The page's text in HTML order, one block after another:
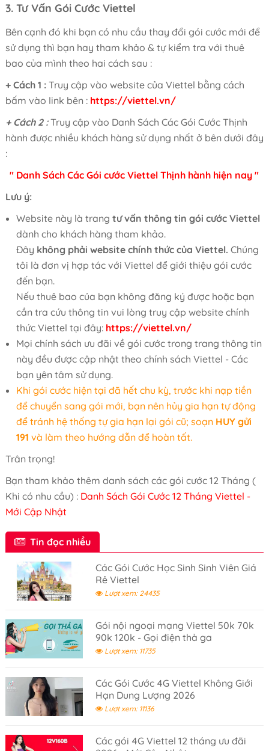
3. Tư Vấn Gói Cước Viettel
Bên cạnh đó khi bạn có nhu cầu thay đổi gói cước mới để
sử dụng thì bạn hay tham khảo & tự kiểm tra với thuê
bao của mình theo hai cách sau :
+ Cách 1 :Truy cập vào website của Viettel bằng cách
bấm vào link bên : https://viettel.vn/
+ Cách 2 : Truy cập vào Danh Sách Các Gói Cước Thịnh
hành được nhiều khách hàng sử dụng nhất ở bên dưới đây
:
" Danh Sách CácGói cước Viettel Thịnh hành hiện nay"
Lưu ý:
Website này là trang tư vấn thông tin gói cước Viettel
dành cho khách hàng tham khảo.
Đây không phải website chính thức của Viettel. Chúng
tôi là đơn vị hợp tác với Viettel để giới thiệu gói cước
đến bạn.
Nếu thuê bao của bạn không đăng ký được hoặc bạn
cần tra cứu thông tin vui lòng truy cập website chính
thức Viettel tại đây: https://viettel.vn/
Mọi chính sách ưu đãi về gói cước trong trang thông tin
này đều được cập nhật theo chính sách Viettel - Các
bạn yên tâm sử dụng.
Khi gói cước hiện tại đã hết chu kỳ, trước khi nạp tiền
để chuyển sang gói mới, bạn nên hủy gia hạn tự động
để tránh hệ thống tự gia hạn lại gói cũ; soạn HUY gửi
191 và làm theo hướng dẫn để hoàn tất.
Trân trọng!
Bạn tham khảo thêm danh sách các gói cước 12 Tháng (
Khi có nhu cầu) : Danh Sách Gói Cước 12 Tháng Viettel -
Mới Cập Nhật
Tin đọc nhiều
Các Gói Cước Học Sinh Sinh Viên Giá
Rẻ Viettel
Lượt xem: 24435
Gói nội ngoại mạng Viettel 50k 70k
90k 120k - Gọi điện thả ga
Lượt xem: 11735
Các Gói Cước 4G Viettel Không Giới
Hạn Dung Lượng 2026
Lượt xem: 11136
Các gói 4G Viettel 12 tháng ưu đãi